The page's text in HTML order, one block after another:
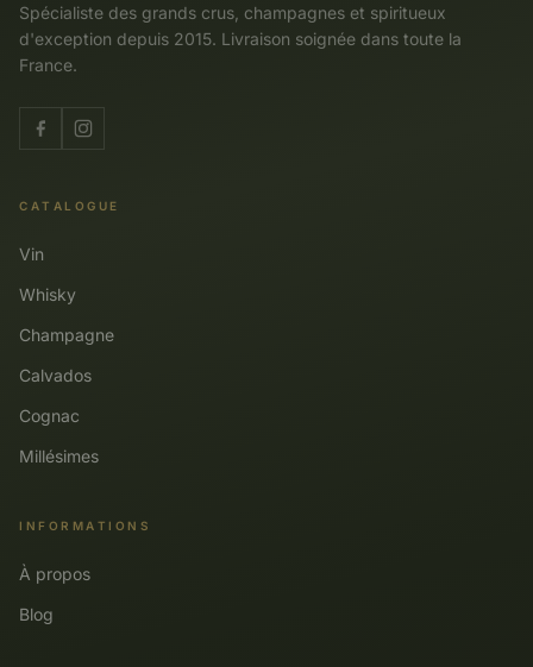
Spécialiste des grands crus, champagnes et spiritueux
d'exception depuis 2015. Livraison soignée dans toute la
France.
CATALOGUE
Vin
Whisky
Champagne
Calvados
Cognac
Millésimes
INFORMATIONS
À propos
Blog